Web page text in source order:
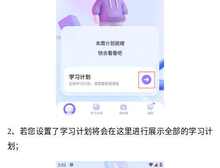
2、若您设置了学习计划将会在这里进行展示全部的学习计
划；